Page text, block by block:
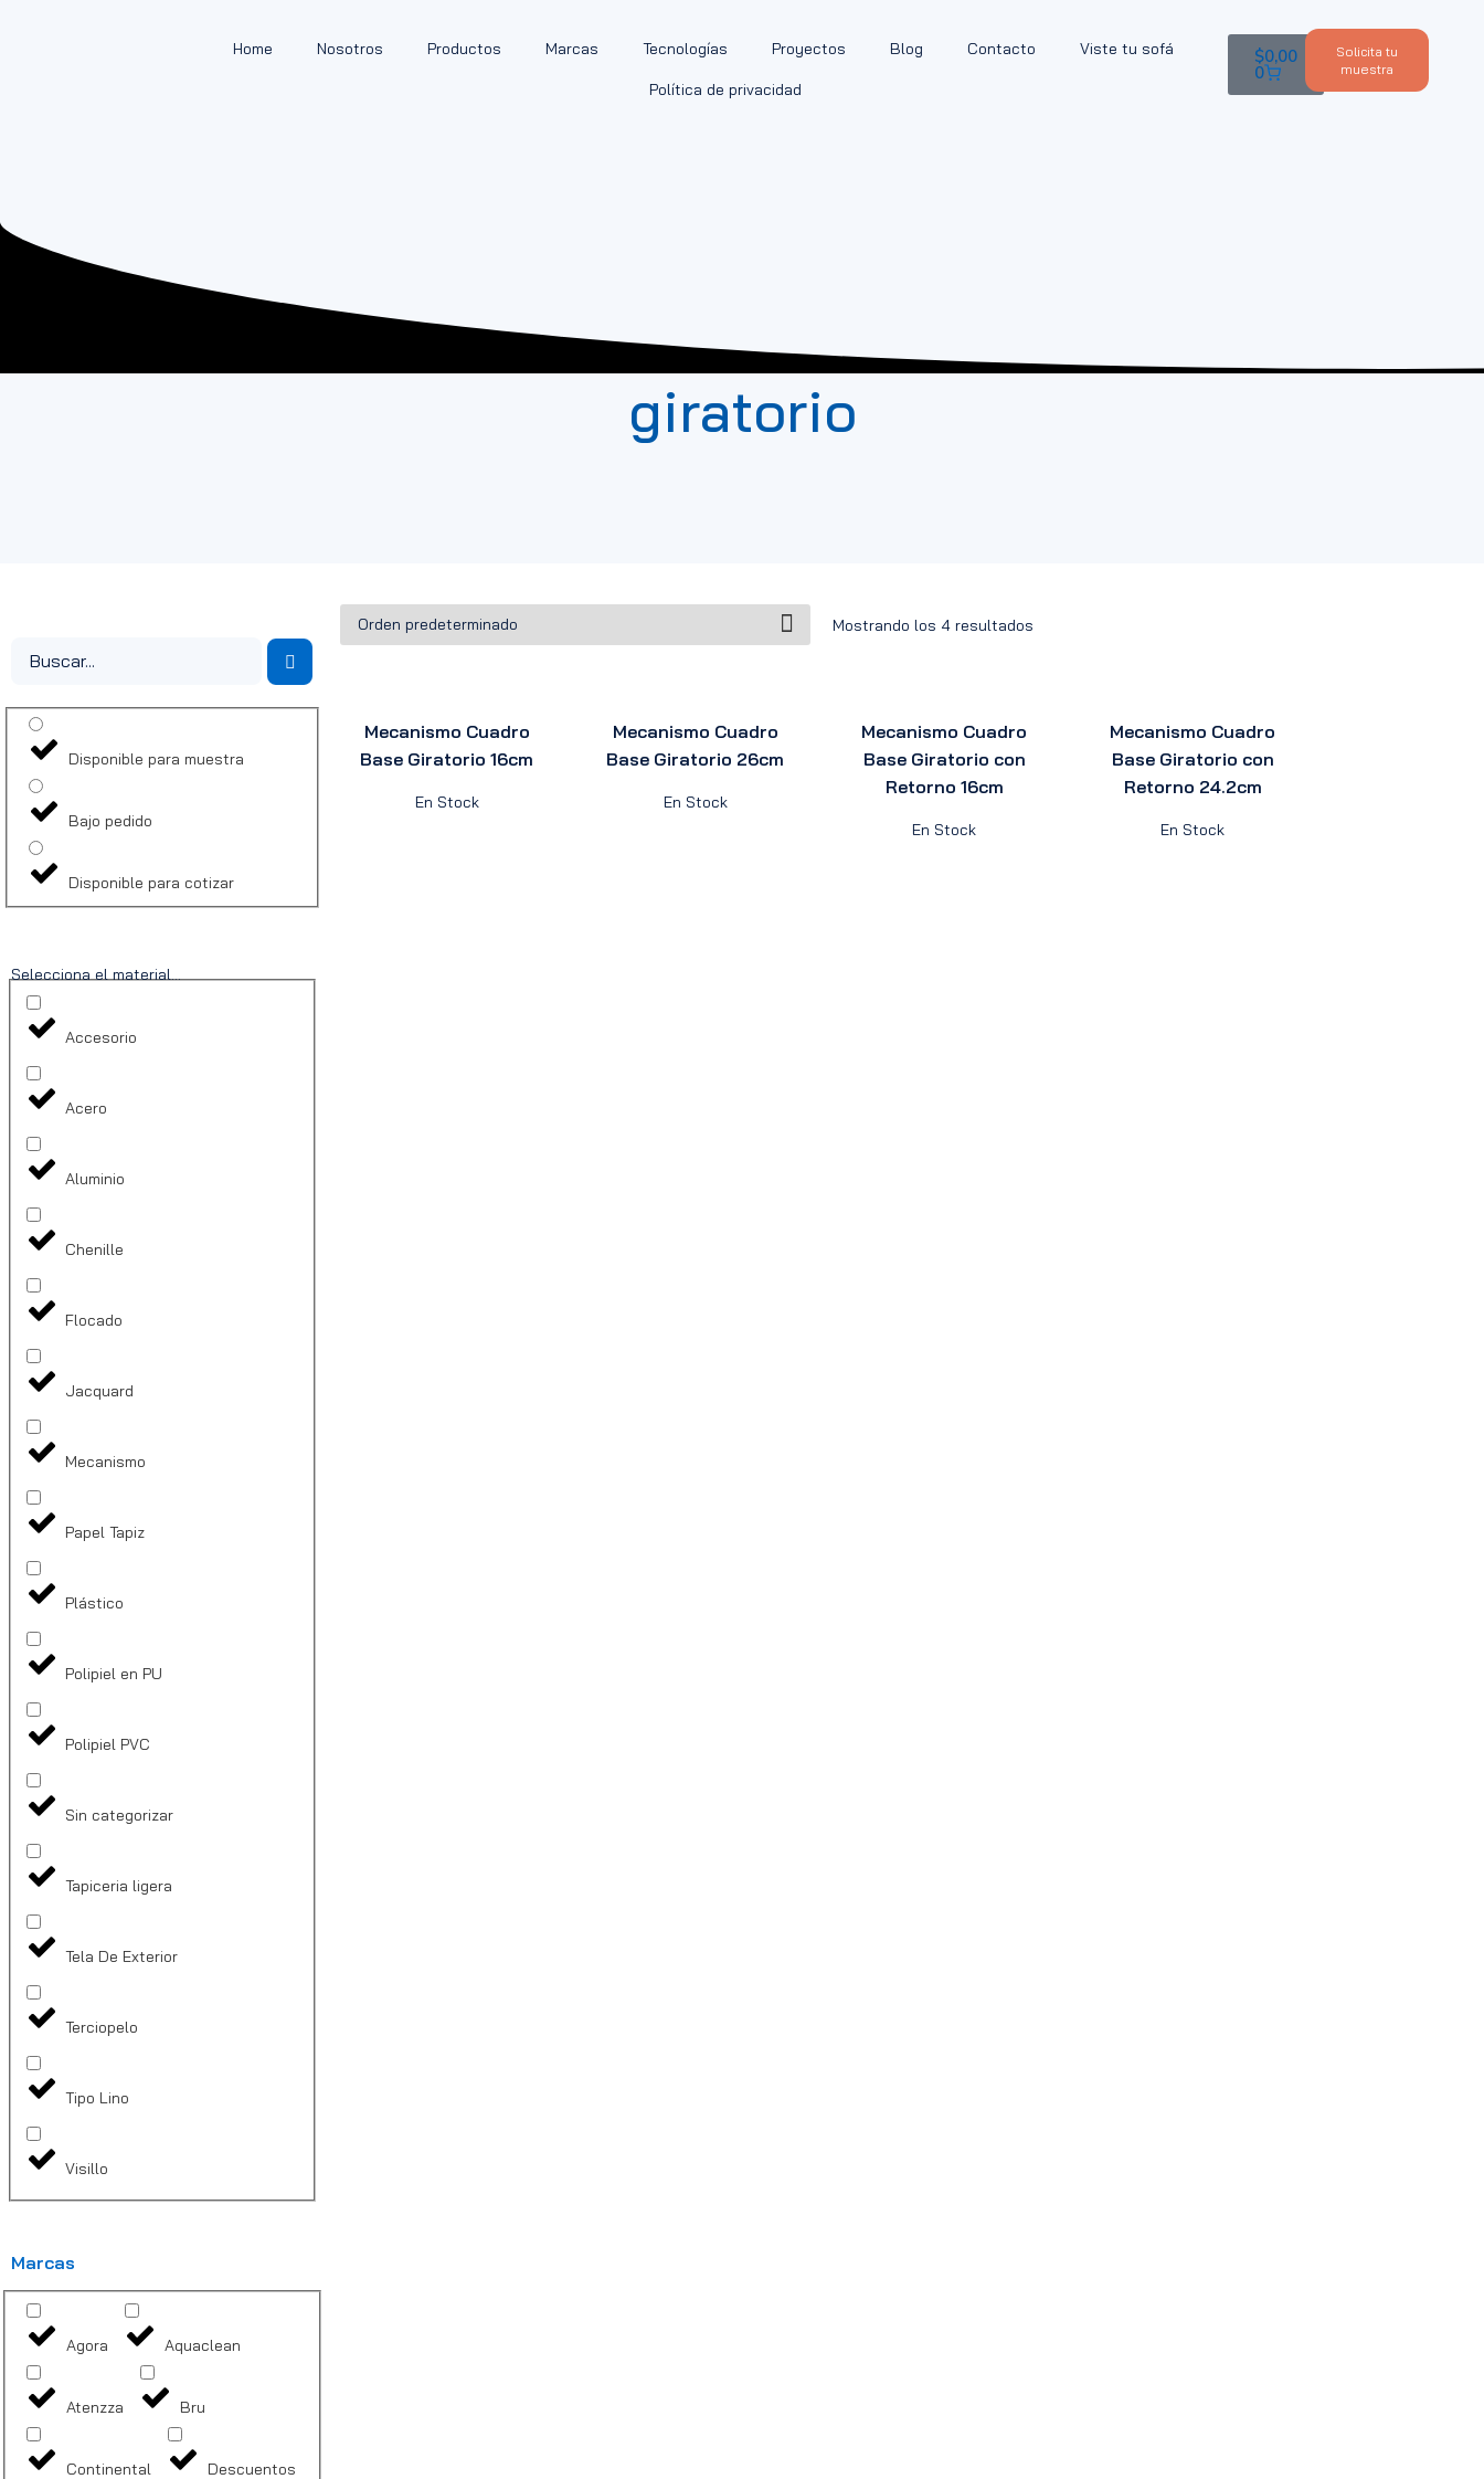
Home Nosotros Productos Marcas Tecnologías Proyectos Blog Contacto Viste tu sofá
Política de privacidad
$0,00
0
Solicita tu
muestra
giratorio
Disponible para muestra
Bajo pedido
Disponible para cotizar
Selecciona el material...
Accesorio
Acero
Aluminio
Chenille
Flocado
Jacquard
Mecanismo
Papel Tapiz
Plástico
Polipiel en PU
Polipiel PVC
Sin categorizar
Tapiceria ligera
Tela De Exterior
Terciopelo
Tipo Lino
Visillo
Marcas
Agora Aquaclean
Atenzza Bru
Continental Descuentos
Mostrando los 4 resultados
Mecanismo Cuadro
Base Giratorio 16cm
En Stock
Mecanismo Cuadro
Base Giratorio 26cm
En Stock
Mecanismo Cuadro
Base Giratorio con
Retorno 16cm
En Stock
Mecanismo Cuadro
Base Giratorio con
Retorno 24.2cm
En Stock